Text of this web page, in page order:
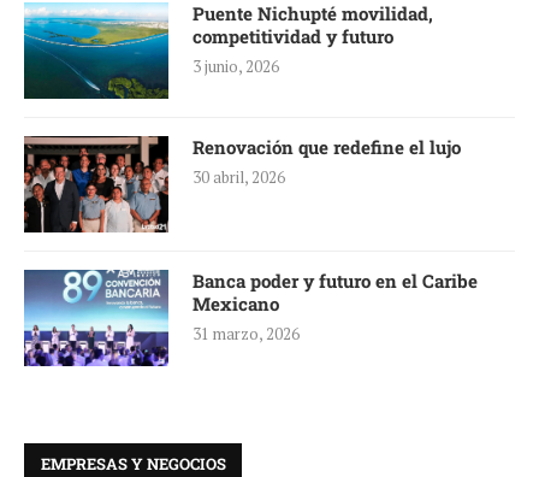
Puente Nichupté movilidad,
competitividad y futuro
3 junio, 2026
Renovación que redefine el lujo
30 abril, 2026
Banca poder y futuro en el Caribe
Mexicano
31 marzo, 2026
EMPRESAS Y NEGOCIOS